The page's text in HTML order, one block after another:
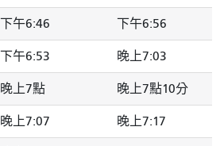
下午6:46 下午6:56
下午6:53 晚上7:03
晚上7點 晚上7點10分
晚上7:07 晚上7:17